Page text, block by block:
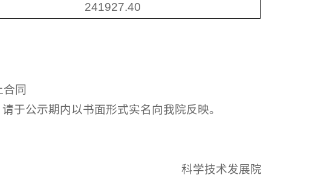
241927.40
同
于公示期内以书面形式实名向我院反映。
科学技术发展院